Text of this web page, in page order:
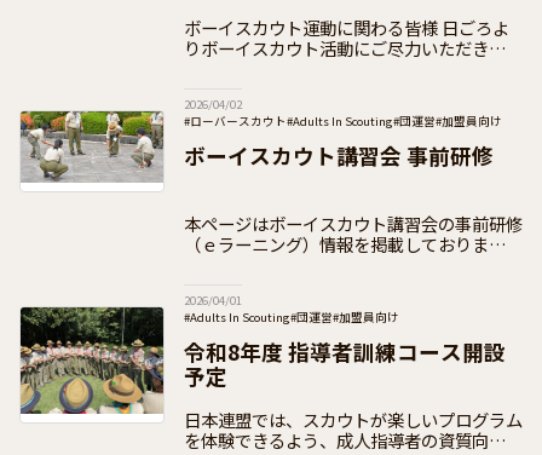
ボーイスカウト運動に関わる皆様 日ごろよ
りボーイスカウト活動にご尽力いただきあり
2026/04/02
#ローバースカウト#Adults In Scouting#団運営#加盟員向け
ボーイスカウト講習会 事前研修
本ページはボーイスカウト講習会の事前研修
（ｅラーニング）情報を掲載しております
ーイスカウトの概要とスカウト教育の原理
2026/04/01
#Adults In Scouting#団運営#加盟員向け
令和8年度 指導者訓練コース開設
予定
日本連盟では、スカウトが楽しいプログラム
を体験できるよう、成人指導者の資質向上の